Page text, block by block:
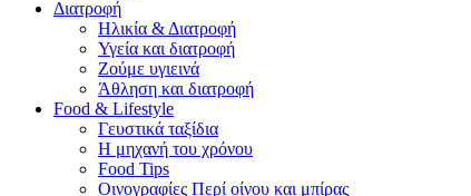
Διατροφή
Ηλικία & Διατροφή
Υγεία και διατροφή
Ζούμε υγιεινά
Άθληση και διατροφή
Food & Lifestyle
Γευστικά ταξίδια
Η μηχανή του χρόνου
Food Tips
Οινογραφίες Περί οίνου και μπίρας